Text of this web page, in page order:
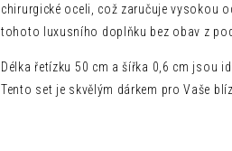
chirurgické oceli, což zaručuje vysokou
tohoto luxusního doplňku bez obav z
Délka řetízku 50 cm a šířka 0,6 cm jsou
Tento set je skvělým dárkem pro Vaše